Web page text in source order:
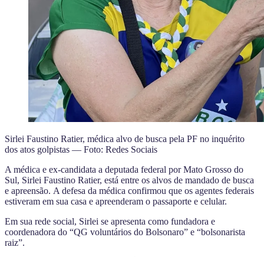
Sirlei Faustino Ratier, médica alvo de busca pela PF no inquérito
dos atos golpistas — Foto: Redes Sociais
A médica e ex-candidata a deputada federal por Mato Grosso do
Sul, Sirlei Faustino Ratier, está entre os alvos de mandado de busca
e apreensão. A defesa da médica confirmou que os agentes federais
estiveram em sua casa e apreenderam o passaporte e celular.
Em sua rede social, Sirlei se apresenta como fundadora e
coordenadora do “QG voluntários do Bolsonaro” e “bolsonarista
raiz”.